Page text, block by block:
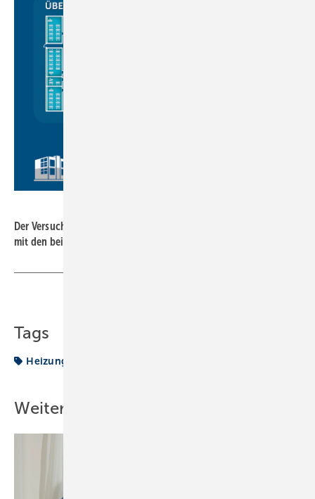
Der Versuchsaufbau an der berufsbildenden Schule (BBS) Leer
mit den beiden vergleichbaren Gebäudeteilen
Tags
Heizung
Weitere Inhalte